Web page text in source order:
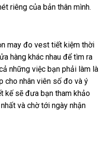
riêng của bản thân mình.
may đo vest tiết kiệm thời
hàng khác nhau để tìm ra
những việc bạn phải làm là
cho nhân viên số đo và ý
kế sẽ đưa bạn tham khảo
và chờ tới ngày nhận